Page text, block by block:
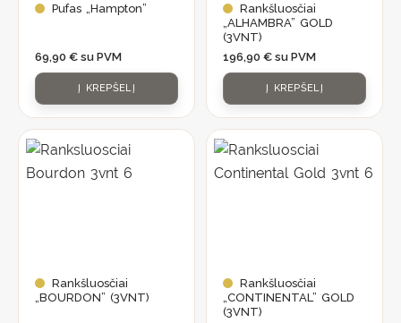
Pufas „Hampton”
69,90 € su PVM
Į KREPŠELĮ
Rankšluosčiai
„ALHAMBRA” GOLD
(3VNT)
196,90 € su PVM
Į KREPŠELĮ
Rankšluosčiai
„BOURDON” (3VNT)
Rankšluosčiai
„CONTINENTAL” GOLD
(3VNT)